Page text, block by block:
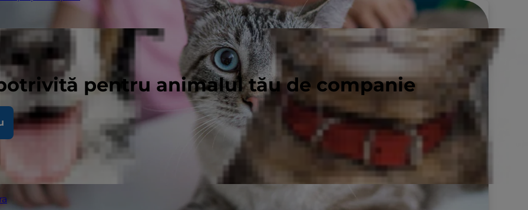
pentru animalul tău de companie